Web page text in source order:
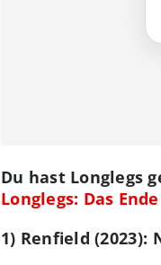
Du hast Longlegs
Longlegs: Das
1) Renfield (2023):